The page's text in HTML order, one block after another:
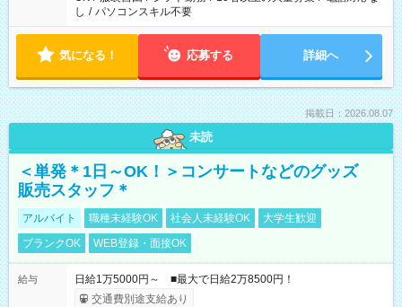
し / パソコンスキル不要
気になる！ 応募する 詳細へ
掲載日：2026.08.07
未読
＜単発＊1日～OK！＞コンサートなどのグッズ
販売スタッフ＊
アルバイト 職種未経験OK 社会人未経験OK
大学生歓迎
ブランクOK
WEB登録・面接OK
給与
日給1万5000円～ ■最大で日給2万8500円！
交通費別途支給あり